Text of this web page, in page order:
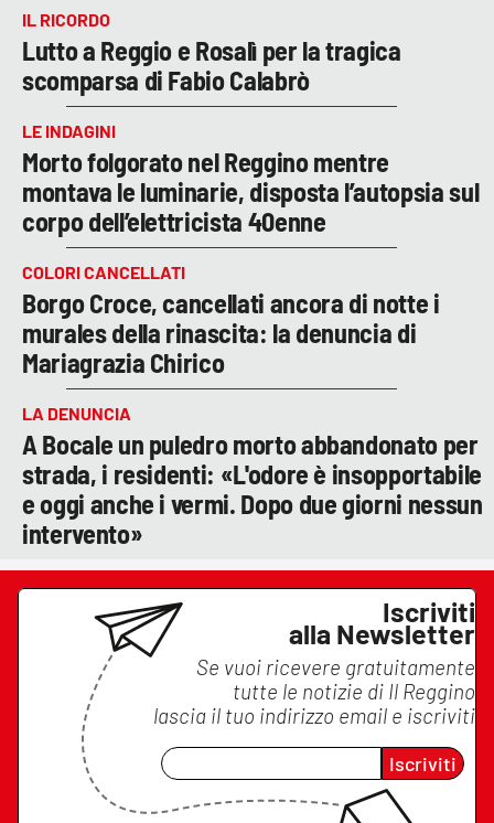
IL RICORDO
Lutto a Reggio e Rosalì per la tragica
scomparsa di Fabio Calabrò
LE INDAGINI
Morto folgorato nel Reggino mentre
montava le luminarie, disposta l’autopsia sul
corpo dell’elettricista 40enne
COLORI CANCELLATI
Borgo Croce, cancellati ancora di notte i
murales della rinascita: la denuncia di
Mariagrazia Chirico
LA DENUNCIA
A Bocale un puledro morto abbandonato per
strada, i residenti: «L'odore è insopportabile
e oggi anche i vermi. Dopo due giorni nessun
intervento»
Iscriviti
alla Newsletter
Se vuoi ricevere gratuitamente
tutte le notizie di Il Reggino
lascia il tuo indirizzo email e iscriviti
Iscriviti